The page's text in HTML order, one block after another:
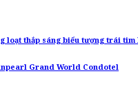
loạt thắp sáng biểu tượng trái
Grand World Condotel